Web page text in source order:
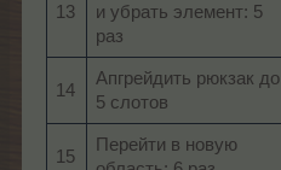
13
и убрать элемент: 5
раз
14
Апгрейдить рюкзак до
5 слотов
15
Перейти в новую